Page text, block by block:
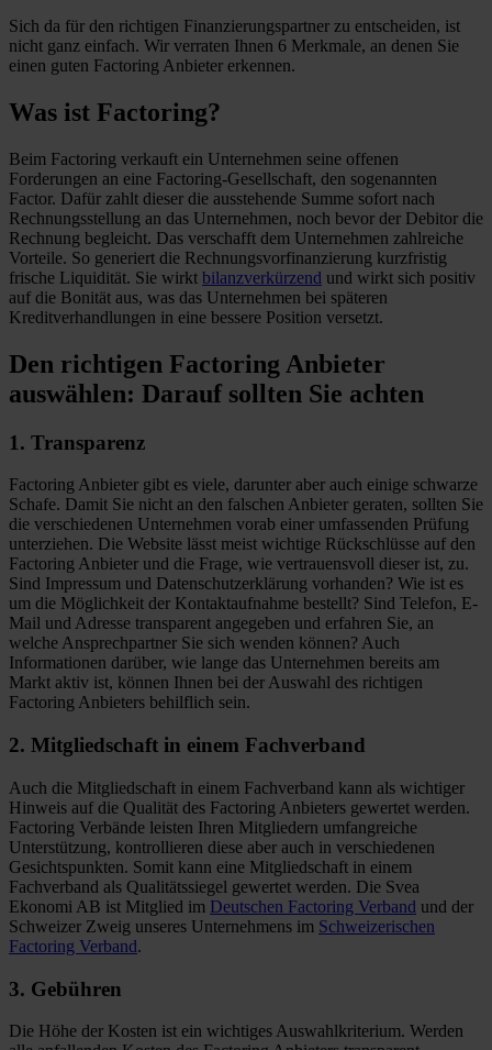
Sich da für den richtigen Finanzierungspartner zu entscheiden, ist
nicht ganz einfach. Wir verraten Ihnen 6 Merkmale, an denen Sie
einen guten Factoring Anbieter erkennen.
Was ist Factoring?
Beim Factoring verkauft ein Unternehmen seine offenen
Forderungen an eine Factoring-Gesellschaft, den sogenannten
Factor. Dafür zahlt dieser die ausstehende Summe sofort nach
Rechnungsstellung an das Unternehmen, noch bevor der Debitor die
Rechnung begleicht. Das verschafft dem Unternehmen zahlreiche
Vorteile. So generiert die Rechnungsvorfinanzierung kurzfristig
frische Liquidität. Sie wirkt bilanzverkürzend und wirkt sich positiv
auf die Bonität aus, was das Unternehmen bei späteren
Kreditverhandlungen in eine bessere Position versetzt.
Den richtigen Factoring Anbieter
auswählen: Darauf sollten Sie achten
1. Transparenz
Factoring Anbieter gibt es viele, darunter aber auch einige schwarze
Schafe. Damit Sie nicht an den falschen Anbieter geraten, sollten Sie
die verschiedenen Unternehmen vorab einer umfassenden Prüfung
unterziehen. Die Website lässt meist wichtige Rückschlüsse auf den
Factoring Anbieter und die Frage, wie vertrauensvoll dieser ist, zu.
Sind Impressum und Datenschutzerklärung vorhanden? Wie ist es
um die Möglichkeit der Kontaktaufnahme bestellt? Sind Telefon, E-
Mail und Adresse transparent angegeben und erfahren Sie, an
welche Ansprechpartner Sie sich wenden können? Auch
Informationen darüber, wie lange das Unternehmen bereits am
Markt aktiv ist, können Ihnen bei der Auswahl des richtigen
Factoring Anbieters behilflich sein.
2. Mitgliedschaft in einem Fachverband
Auch die Mitgliedschaft in einem Fachverband kann als wichtiger
Hinweis auf die Qualität des Factoring Anbieters gewertet werden.
Factoring Verbände leisten Ihren Mitgliedern umfangreiche
Unterstützung, kontrollieren diese aber auch in verschiedenen
Gesichtspunkten. Somit kann eine Mitgliedschaft in einem
Fachverband als Qualitätssiegel gewertet werden. Die Svea
Ekonomi AB ist Mitglied im Deutschen Factoring Verband und der
Schweizer Zweig unseres Unternehmens im Schweizerischen
Factoring Verband.
3. Gebühren
Die Höhe der Kosten ist ein wichtiges Auswahlkriterium. Werden